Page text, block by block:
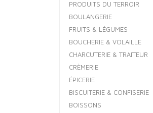
PRODUITS DU TERROIR
BOULANGERIE
FRUITS & LÉGUMES
BOUCHERIE & VOLAILLE
CHARCUTERIE & TRAITEUR
CRÈMERIE
ÉPICERIE
BISCUITERIE & CONFISERIE
BOISSONS